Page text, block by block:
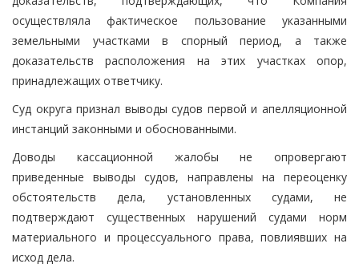
осуществляла фактическое пользование указанными
земельными участками в спорный период, а также
доказательств расположения на этих участках опор,
принадлежащих ответчику.
Суд округа признал выводы судов первой и апелляционной
инстанций законными и обоснованными.
Доводы кассационной жалобы не опровергают
приведенные выводы судов, направлены на переоценку
обстоятельств дела, установленных судами, не
подтверждают существенных нарушений судами норм
материального и процессуального права, повлиявших на
исход дела.